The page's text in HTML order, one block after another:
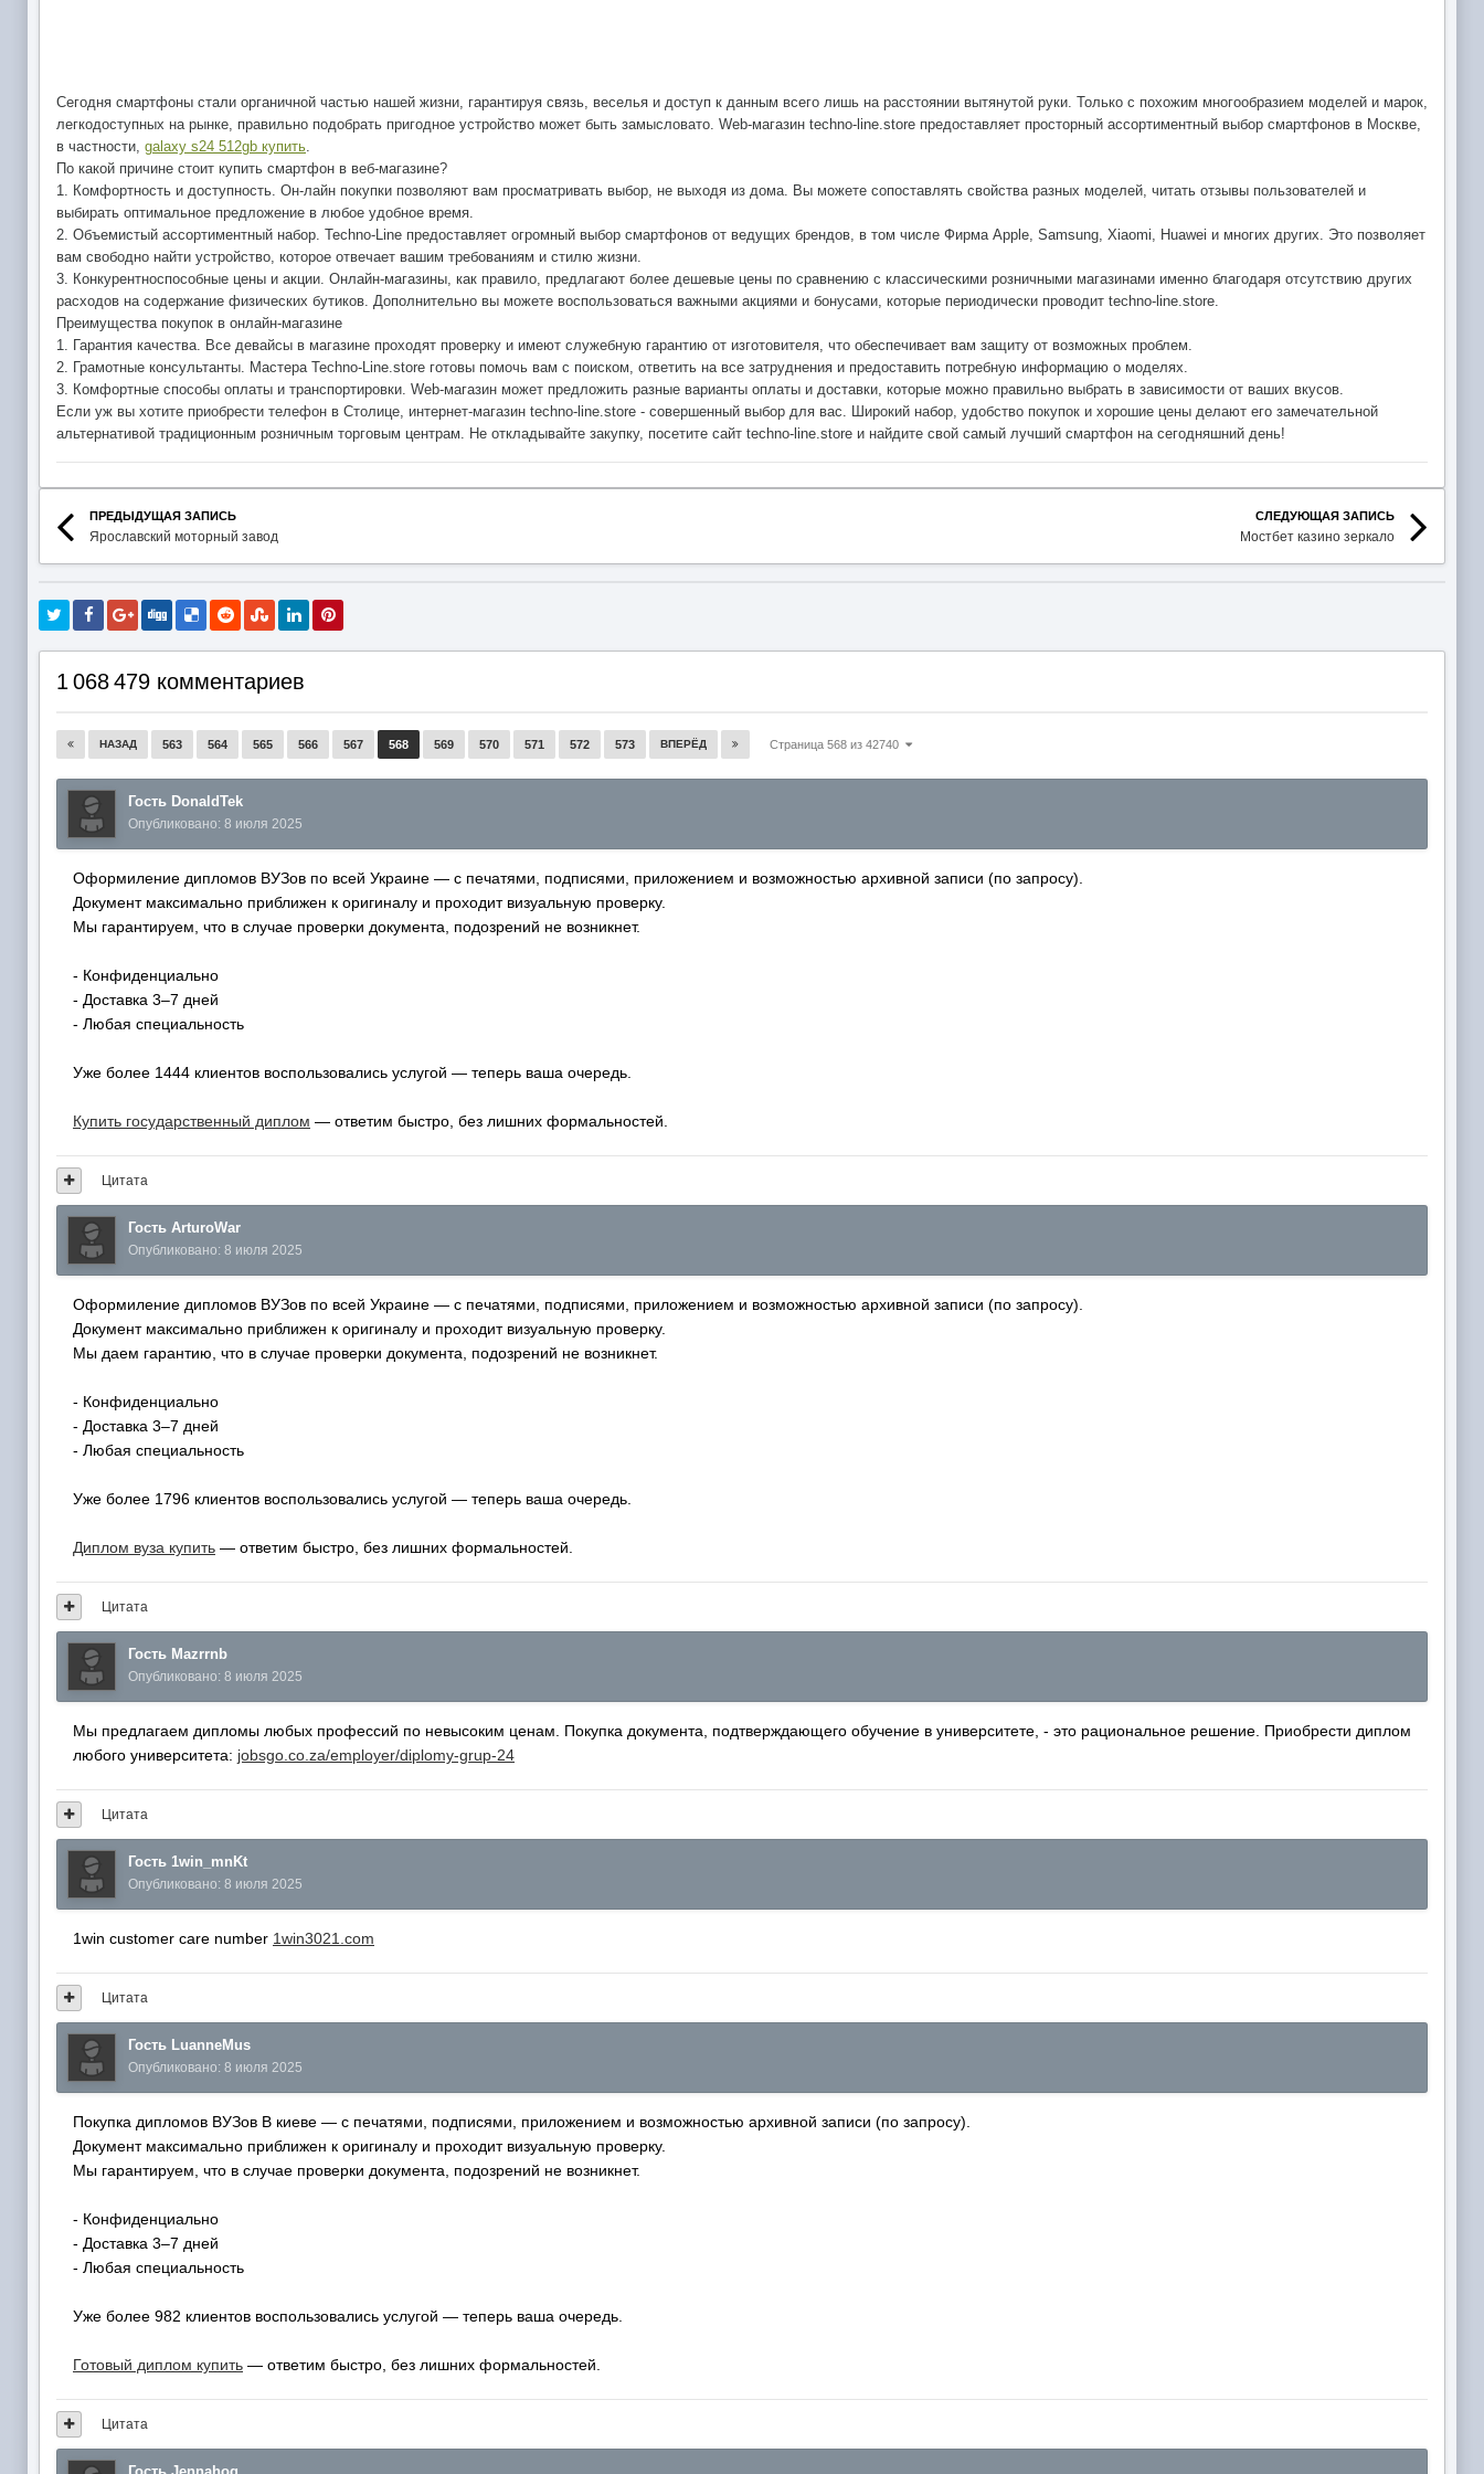
Сегодня смартфоны стали органичной частью нашей жизни, гарантируя связь, веселья и доступ к данным всего лишь на расстоянии вытянутой руки. Только с похожим многообразием моделей и марок,
легкодоступных на рынке, правильно подобрать пригодное устройство может быть замысловато. Web-магазин techno-line.store предоставляет просторный ассортиментный выбор смартфонов в Москве,
в частности, galaxy s24 512gb купить.
По какой причине стоит купить смартфон в веб-магазине?
1. Комфортность и доступность. Он-лайн покупки позволяют вам просматривать выбор, не выходя из дома. Вы можете сопоставлять свойства разных моделей, читать отзывы пользователей и
выбирать оптимальное предложение в любое удобное время.
2. Объемистый ассортиментный набор. Techno-Line предоставляет огромный выбор смартфонов от ведущих брендов, в том числе Фирма Apple, Samsung, Xiaomi, Huawei и многих других. Это позволяет
вам свободно найти устройство, которое отвечает вашим требованиям и стилю жизни.
3. Конкурентноспособные цены и акции. Онлайн-магазины, как правило, предлагают более дешевые цены по сравнению с классическими розничными магазинами именно благодаря отсутствию других
расходов на содержание физических бутиков. Дополнительно вы можете воспользоваться важными акциями и бонусами, которые периодически проводит techno-line.store.
Преимущества покупок в онлайн-магазине
1. Гарантия качества. Все девайсы в магазине проходят проверку и имеют служебную гарантию от изготовителя, что обеспечивает вам защиту от возможных проблем.
2. Грамотные консультанты. Мастера Techno-Line.store готовы помочь вам с поиском, ответить на все затруднения и предоставить потребную информацию о моделях.
3. Комфортные способы оплаты и транспортировки. Web-магазин может предложить разные варианты оплаты и доставки, которые можно правильно выбрать в зависимости от ваших вкусов.
Если уж вы хотите приобрести телефон в Столице, интернет-магазин techno-line.store - совершенный выбор для вас. Широкий набор, удобство покупок и хорошие цены делают его замечательной
альтернативой традиционным розничным торговым центрам. Не откладывайте закупку, посетите сайт techno-line.store и найдите свой самый лучший смартфон на сегодняшний день!
ПРЕДЫДУЩАЯ ЗАПИСЬ
Ярославский моторный завод
СЛЕДУЮЩАЯ ЗАПИСЬ
Мостбет казино зеркало
1 068 479 комментариев
НАЗАД 563 564 565 566 567 568 569 570 571 572 573 ВПЕРЁД Страница 568 из 42740
Гость DonaldTek
Опубликовано: 8 июля 2025
Оформиление дипломов ВУЗов по всей Украине — с печатями, подписями, приложением и возможностью архивной записи (по запросу).
Документ максимально приближен к оригиналу и проходит визуальную проверку.
Мы гарантируем, что в случае проверки документа, подозрений не возникнет.
- Конфиденциально
- Доставка 3–7 дней
- Любая специальность
Уже более 1444 клиентов воспользовались услугой — теперь ваша очередь.
Купить государственный диплом — ответим быстро, без лишних формальностей.
Цитата
Гость ArturoWar
Опубликовано: 8 июля 2025
Оформиление дипломов ВУЗов по всей Украине — с печатями, подписями, приложением и возможностью архивной записи (по запросу).
Документ максимально приближен к оригиналу и проходит визуальную проверку.
Мы даем гарантию, что в случае проверки документа, подозрений не возникнет.
- Конфиденциально
- Доставка 3–7 дней
- Любая специальность
Уже более 1796 клиентов воспользовались услугой — теперь ваша очередь.
Диплом вуза купить — ответим быстро, без лишних формальностей.
Цитата
Гость Mazrrnb
Опубликовано: 8 июля 2025
Мы предлагаем дипломы любых профессий по невысоким ценам. Покупка документа, подтверждающего обучение в университете, - это рациональное решение. Приобрести диплом
любого университета: jobsgo.co.za/employer/diplomy-grup-24
Цитата
Гость 1win_mnKt
Опубликовано: 8 июля 2025
1win customer care number 1win3021.com
Цитата
Гость LuanneMus
Опубликовано: 8 июля 2025
Покупка дипломов ВУЗов В киеве — с печатями, подписями, приложением и возможностью архивной записи (по запросу).
Документ максимально приближен к оригиналу и проходит визуальную проверку.
Мы гарантируем, что в случае проверки документа, подозрений не возникнет.
- Конфиденциально
- Доставка 3–7 дней
- Любая специальность
Уже более 982 клиентов воспользовались услугой — теперь ваша очередь.
Готовый диплом купить — ответим быстро, без лишних формальностей.
Цитата